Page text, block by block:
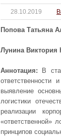
28.10.2019
Попова Татьяна
Лунина Виктория
Аннотация: В
ответственности
выявление
логистики
реализации
«ответственной»
принципов